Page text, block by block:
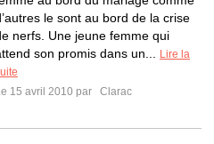
le sont au bord de la crise
nerfs. Une jeune femme qui
son promis dans un...
Lire la
15 avril 2010 par
Clarac